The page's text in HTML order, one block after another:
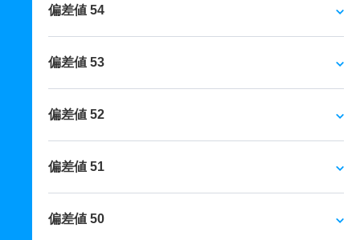
偏差値 54
偏差値 53
偏差値 52
偏差値 51
偏差値 50